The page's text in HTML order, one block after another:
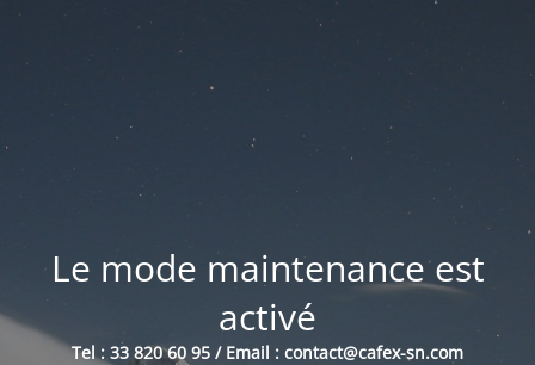
Le mode maintenance est
activé
Tel : 33 820 60 95 / Email : contact@cafex-sn.com